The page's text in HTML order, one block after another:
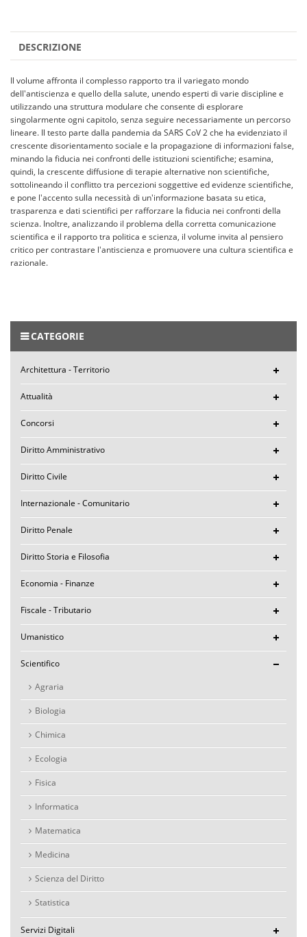
DESCRIZIONE
Il volume affronta il complesso rapporto tra il variegato mondo
dell'antiscienza e quello della salute, unendo esperti di varie discipline e
utilizzando una struttura modulare che consente di esplorare
singolarmente ogni capitolo, senza seguire necessariamente un percorso
lineare. Il testo parte dalla pandemia da SARS CoV 2 che ha evidenziato il
crescente disorientamento sociale e la propagazione di informazioni false,
minando la fiducia nei confronti delle istituzioni scientifiche; esamina,
quindi, la crescente diffusione di terapie alternative non scientifiche,
sottolineando il conflitto tra percezioni soggettive ed evidenze scientifiche,
e pone l'accento sulla necessità di un'informazione basata su etica,
trasparenza e dati scientifici per rafforzare la fiducia nei confronti della
scienza. Inoltre, analizzando il problema della corretta comunicazione
scientifica e il rapporto tra politica e scienza, il volume invita al pensiero
critico per contrastare l'antiscienza e promuovere una cultura scientifica e
razionale.
CATEGORIE
Architettura - Territorio
Attualità
Concorsi
Diritto Amministrativo
Diritto Civile
Internazionale - Comunitario
Diritto Penale
Diritto Storia e Filosofia
Economia - Finanze
Fiscale - Tributario
Umanistico
Scientifico
Agraria
Biologia
Chimica
Ecologia
Fisica
Informatica
Matematica
Medicina
Scienza del Diritto
Statistica
Servizi Digitali